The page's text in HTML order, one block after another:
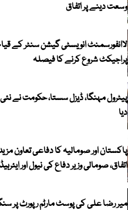
وسعت دینے پر اتفاق
لاانفورسمنٹ انویسٹی گیشن سنٹر کے
پراجیکٹ شروع کرنے کا فیصلہ
پیٹرول مہنگا، ڈیزل سستا، حکومت نے
دیا
پاکستان اور صومالیہ کا دفاعی تعاون
اتفاق، صومالی وزیر دفاع کی نیول اور
میر رضا علی کی پوسٹ مارٹم رپورٹ پر